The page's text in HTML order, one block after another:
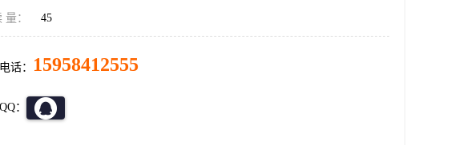
量： 45
话： 15958412555
：